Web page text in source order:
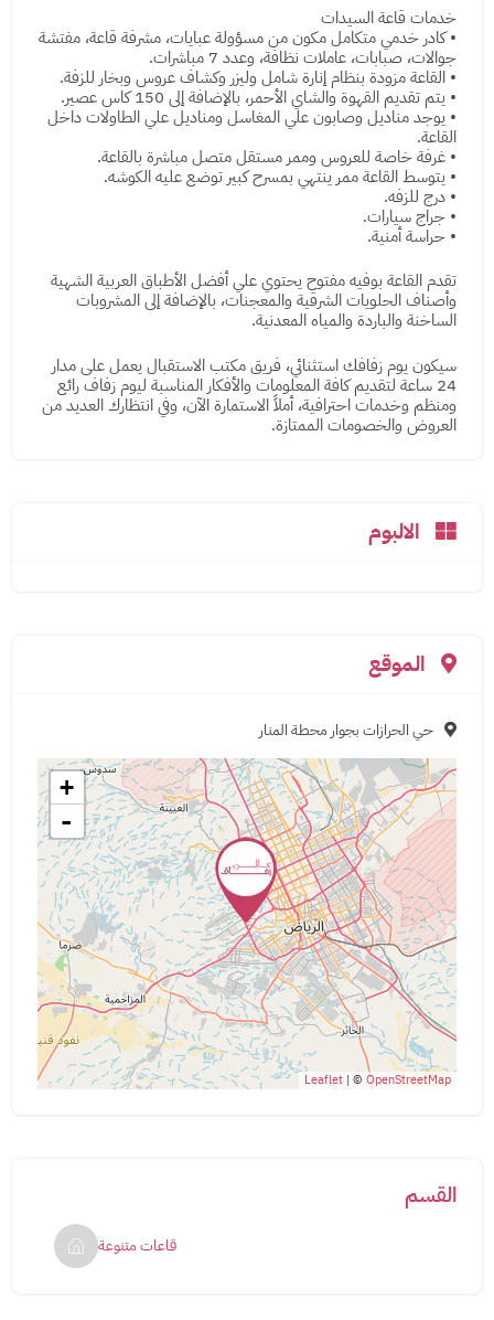
خدمات قاعة السيدات
• كادر خدمي متكامل مكون من مسؤولة عبايات، مشرفة قاعة، مفتشة
جوالات، صبابات، عاملات نظافة، وعدد 7 مباشرات.
• القاعة مزودة بنظام إنارة شامل وليزر وكشاف عروس وبخار للزفة.
• يتم تقديم القهوة والشاي الأحمر، بالإضافة إلى 150 كاس عصير.
• يوجد مناديل وصابون علي المغاسل ومناديل علي الطاولات داخل
القاعة.
• غرفة خاصة للعروس وممر مستقل متصل مباشرة بالقاعة.
• يتوسط القاعة ممر ينتهي بمسرح كبير توضع عليه الكوشه.
• درج للزفه.
• جراج سيارات.
• حراسة أمنية.
تقدم القاعة بوفيه مفتوح يحتوي علي أفضل الأطباق العربية الشهية
وأصناف الحلويات الشرقية والمعجنات، بالإضافة إلى المشروبات
الساخنة والباردة والمياه المعدنية.
سيكون يوم زفافك استثنائي، فريق مكتب الاستقبال يعمل على مدار
24 ساعة لتقديم كافة المعلومات والأفكار المناسبة ليوم زفاف رائع
ومنظم وخدمات احترافية، أملاً الاستمارة الآن، وفي انتظارك العديد من
العروض والخصومات الممتازة.
الالبوم
الموقع
حي الحرازات بجوار محطة المنار
+
-
Leaflet | ©OpenStreetMap
القسم
قاعات متنوعة